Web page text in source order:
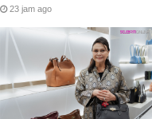
23 jam ago